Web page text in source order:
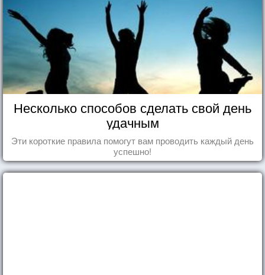
Несколько способов сделать свой день
удачным
Эти короткие правила помогут вам проводить каждый день
успешно!